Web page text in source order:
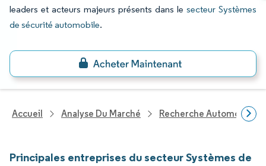
leaders et acteurs majeurs présents dans le secteur Systèmes
de sécurité automobile.
Accueil Analyse Du Marché Recherche Automobile
Principales entreprises du secteur Systèmes de